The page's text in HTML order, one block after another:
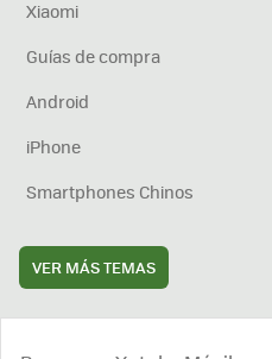
Xiaomi
Guías de compra
Android
iPhone
Smartphones Chinos
VER MÁS TEMAS